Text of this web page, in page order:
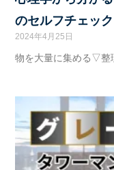
のセルフチェッ
2024年4月25日
物を大量に集める▽整